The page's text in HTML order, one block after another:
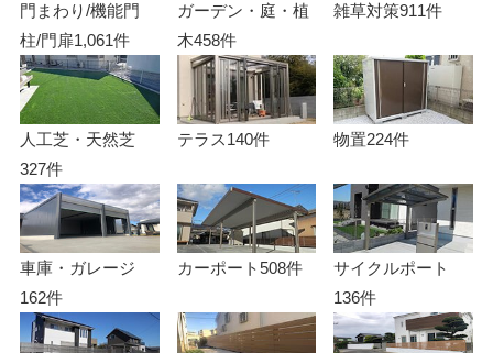
門まわり/機能門
柱/門扉1,061件
ガーデン・庭・植
木458件
雑草対策911件
人工芝・天然芝
327件
テラス140件 物置224件
車庫・ガレージ
162件
カーポート508件
サイクルポート
136件